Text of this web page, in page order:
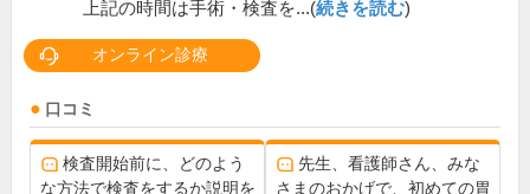
上記の時間は手術・検査を...(続きを読む)
オンライン診療
口コミ
検査開始前に、どのよう
な方法で検査をするか説明を
先生、看護師さん、みな
さまのおかげで、初めての胃